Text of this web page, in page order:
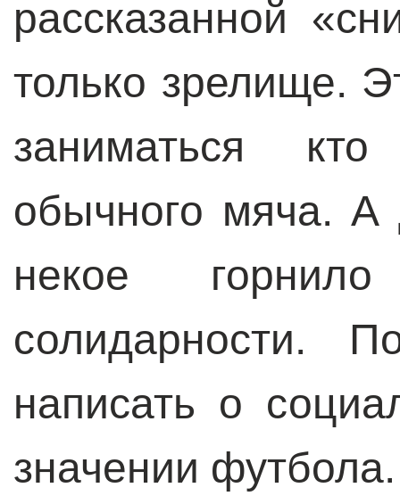
рассказанной
только зрелище.
заниматься
обычного мяча.
некое
солидарности.
написать о
значении футбола.